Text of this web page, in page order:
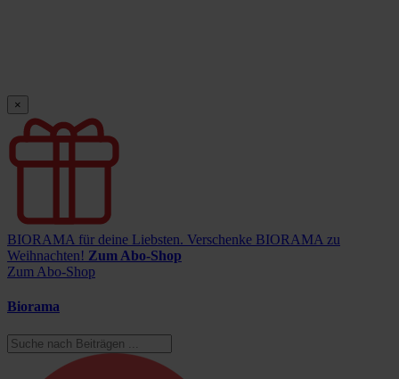
×
BIORAMA für deine Liebsten. Verschenke BIORAMA zu
Weihnachten! Zum Abo-Shop
Zum Abo-Shop
Biorama